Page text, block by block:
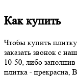
Как купить
Чтобы купить
заказать звонок с
10-50 , либо
плитка - прекрасна,